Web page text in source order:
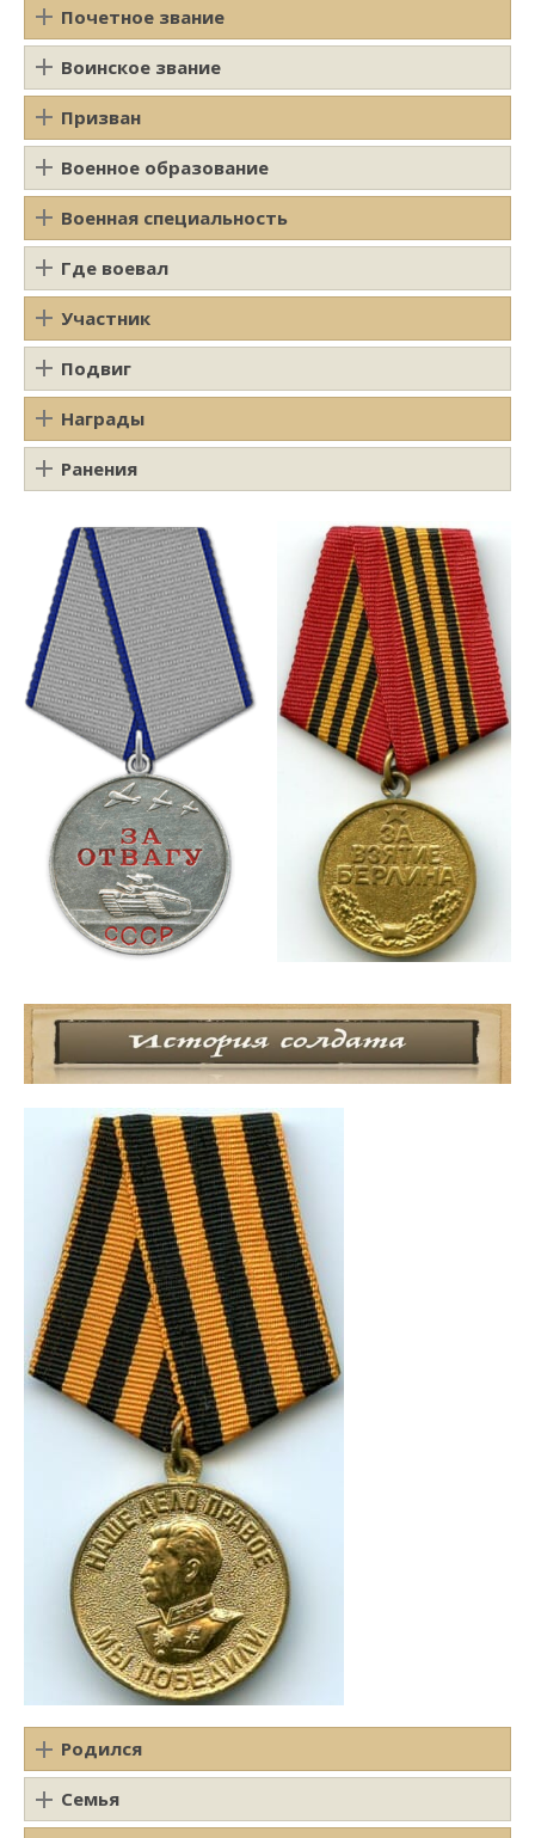
Почетное звание
Воинское звание
Призван
Военное образование
Военная специальность
Где воевал
Участник
Подвиг
Награды
Ранения
Родился
Семья